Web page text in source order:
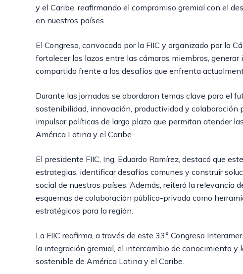
y el Caribe, reafirmando el compromiso gremial con el
en nuestros países.
El Congreso, convocado por la FIIC y organizado por la
fortalecer los lazos entre las cámaras miembros,
compartida frente a los desafíos que enfrenta
Durante las jornadas se abordaron temas clave para el
sostenibilidad, innovación, productividad y
impulsar políticas de largo plazo que permitan atender
América Latina y el Caribe.
El presidente FIIC, Ing. Eduardo Ramírez, destacó que
estrategias, identificar desafíos comunes y construir
social de nuestros países. Además, reiteró la relevancia
esquemas de colaboración público-privada como
estratégicos para la región.
La FIIC reafirma, a través de este 33° Congreso
la integración gremial, el intercambio de conocimiento
sostenible de América Latina y el Caribe.